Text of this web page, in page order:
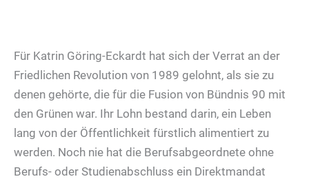
Für Katrin Göring-Eckardt hat sich der Verrat an der
Friedlichen Revolution von 1989 gelohnt, als sie zu
denen gehörte, die für die Fusion von Bündnis 90 mit
den Grünen war. Ihr Lohn bestand darin, ein Leben
lang von der Öffentlichkeit fürstlich alimentiert zu
werden. Noch nie hat die Berufsabgeordnete ohne
Berufs- oder Studienabschluss ein Direktmandat